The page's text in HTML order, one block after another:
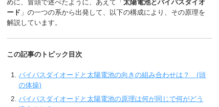
めに、冒頭で述べたように、あえて「太陽電池とバイパスダイオ
ード 」の一つの系から出発して、以下の構成により、その原理を
解説しています。
この記事のトピック目次
バイパスダイオードと太陽電池の向きの組み合わせは？ (頭
の体操)
バイパスダイオードと太陽電池の原理は何が同じで何がどう